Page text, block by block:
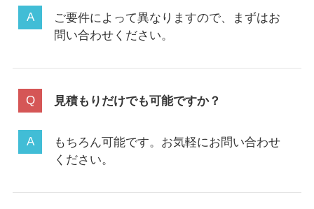
ご要件によって異なりますので、まずはお
問い合わせください。
見積もりだけでも可能ですか？
もちろん可能です。お気軽にお問い合わせ
ください。